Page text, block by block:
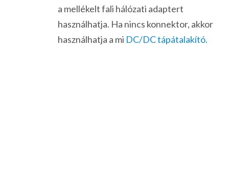
a mellékelt fali hálózati adaptert
használhatja. Ha nincs konnektor, akkor
használhatja a mi DC/DC tápátalakító.